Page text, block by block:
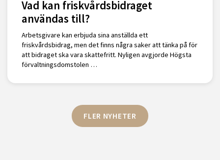
Vad kan friskvårdsbidraget
användas till?
Arbetsgivare kan erbjuda sina anställda ett
friskvårdsbidrag, men det finns några saker att tänka på för
att bidraget ska vara skattefritt. Nyligen avgjorde Högsta
förvaltningsdomstolen …
FLER NYHETER